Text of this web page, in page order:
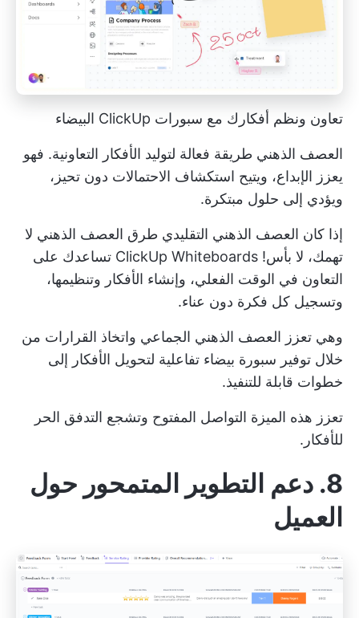
تعاون ونظم أفكارك مع سبورات ClickUp البيضاء
العصف الذهني طريقة فعالة لتوليد الأفكار التعاونية. فهو
يعزز الإبداع، ويتيح استكشاف الاحتمالات دون تحيز،
ويؤدي إلى حلول مبتكرة.
إذا كان العصف الذهني التقليدي طرق العصف الذهني لا
تهمك، لا بأس! ClickUp Whiteboards تساعدك على
التعاون في الوقت الفعلي، وإنشاء الأفكار وتنظيمها،
وتسجيل كل فكرة دون عناء.
وهي تعزز العصف الذهني الجماعي واتخاذ القرارات من
خلال توفير سبورة بيضاء تفاعلية لتحويل الأفكار إلى
خطوات قابلة للتنفيذ.
تعزز هذه الميزة التواصل المفتوح وتشجع التدفق الحر
للأفكار.
8. دعم التطوير المتمحور حول
العميل